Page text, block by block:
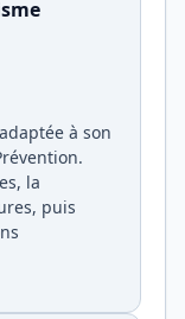
à son
la
puis